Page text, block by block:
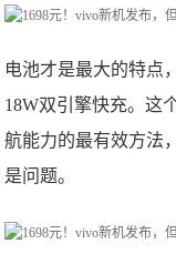
电池才是最大的特点
18W双引擎快充。这
航能力的最有效方法
是问题。